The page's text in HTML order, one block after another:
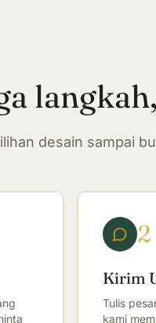
desain sampai
2
Kirim
Tulis
kami